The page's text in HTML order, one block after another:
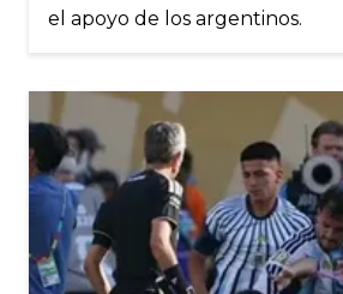
el apoyo de los argentinos.